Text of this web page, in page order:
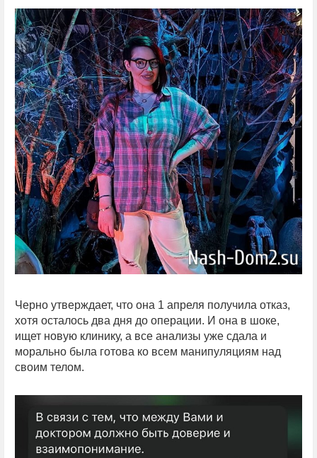
Черно утверждает, что она 1 апреля получила отказ,
хотя осталось два дня до операции. И она в шоке,
ищет новую клинику, а все анализы уже сдала и
морально была готова ко всем манипуляциям над
своим телом.